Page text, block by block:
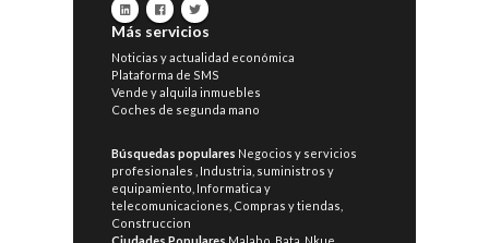
Más servicios
Noticias y actualidad económica
Plataforma de SMS
Vende y alquila inmuebles
Coches de segunda mano
Búsquedas populares Negocios y servicios
profesionales
Industria, suministros y
equipamiento Informatica y
telecomunicaciones Compras y tiendas
Construccion
Ciudades Populares Malabo Bata Nkue